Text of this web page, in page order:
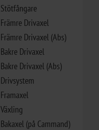
Stötfångare
Främre Drivaxel
Främre Drivaxel (Abs)
Bakre Drivaxel
Bakre Drivaxel (Abs)
Drivsystem
Framaxel
Växling
Bakaxel (på Cammand)